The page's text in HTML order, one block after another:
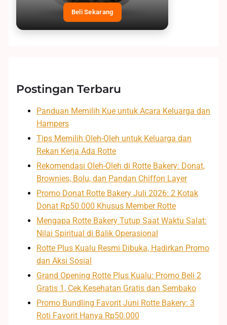
Beli Sekarang
Postingan Terbaru
Panduan Memilih Kue untuk Acara Keluarga dan
Hampers
Tips Memilih Oleh-Oleh untuk Keluarga dan
Rekan Kerja Ada Rotte
Rekomendasi Oleh-Oleh di Rotte Bakery: Donat,
Brownies, Bolu, dan Pandan Chiffon Layer
Promo Donat Rotte Bakery Juli 2026: 2 Kotak
Donat Rp50.000 Khusus Member Rotte
Mengapa Rotte Bakery Tutup Saat Waktu Salat:
Nilai Spiritual di Balik Operasional
Rotte Plus Kualu Resmi Dibuka, Hadirkan Promo
dan Aksi Sosial
Grand Opening Rotte Plus Kualu: Promo Beli 2
Gratis 1, Cek Kesehatan Gratis dan Sembako
Promo Bundling Favorit Juni Rotte Bakery: 3
Roti Favorit Hanya Rp50.000